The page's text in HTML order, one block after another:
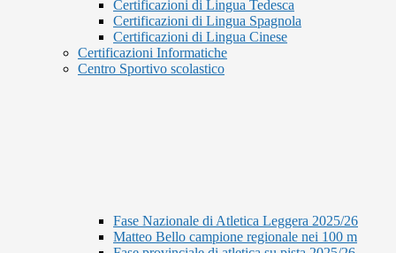
Certificazioni di Lingua Tedesca
Certificazioni di Lingua Spagnola
Certificazioni di Lingua Cinese
Certificazioni Informatiche
Centro Sportivo scolastico
Fase Nazionale di Atletica Leggera 2025/26
Matteo Bello campione regionale nei 100 m